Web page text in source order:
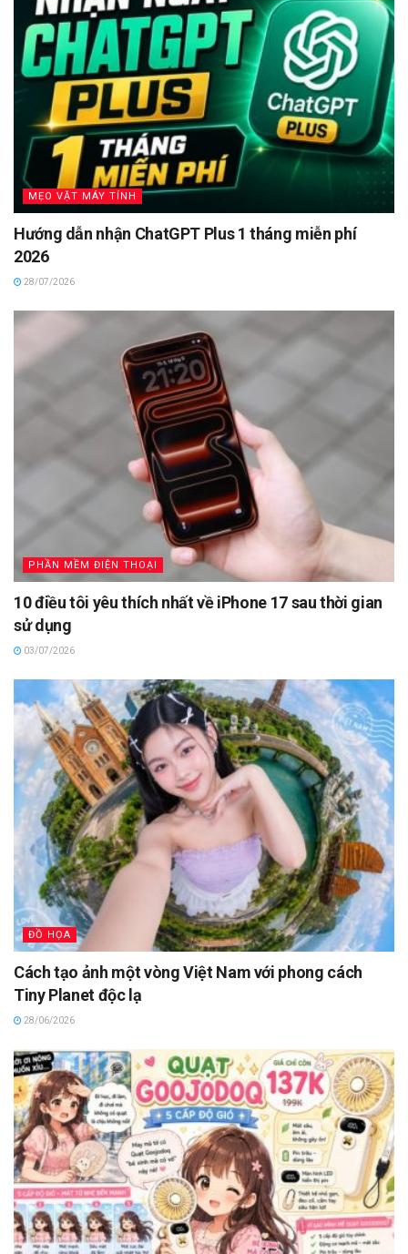
MẸO VẶT MÁY TÍNH
Hướng dẫn nhận ChatGPT Plus 1 tháng miễn phí
2026
28/07/2026
PHẦN MỀM ĐIỆN THOẠI
10 điều tôi yêu thích nhất về iPhone 17 sau thời gian
sử dụng
03/07/2026
ĐỒ HỌA
Cách tạo ảnh một vòng Việt Nam với phong cách
Tiny Planet độc lạ
28/06/2026